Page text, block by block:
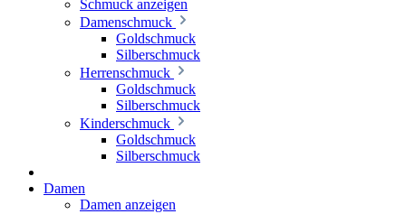
Schmuck anzeigen
Damenschmuck
Goldschmuck
Silberschmuck
Herrenschmuck
Goldschmuck
Silberschmuck
Kinderschmuck
Goldschmuck
Silberschmuck
Damen
Damen anzeigen